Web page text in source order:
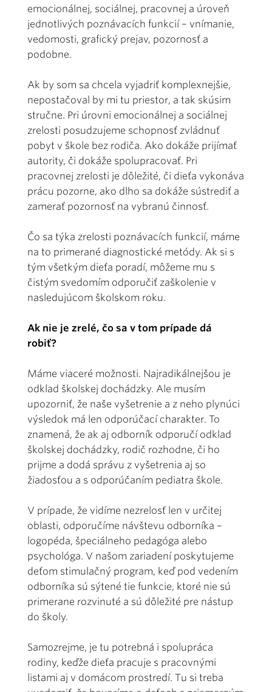
emocionálnej, sociálnej, pracovnej a úroveň
jednotlivých poznávacích funkcií – vnímanie,
vedomosti, grafický prejav, pozornosť a
podobne.
Ak by som sa chcela vyjadriť komplexnejšie,
nepostačoval by mi tu priestor, a tak skúsim
stručne. Pri úrovni emocionálnej a sociálnej
zrelosti posudzujeme schopnosť zvládnuť
pobyt v škole bez rodiča. Ako dokáže prijímať
autority, či dokáže spolupracovať. Pri
pracovnej zrelosti je dôležité, či dieťa vykonáva
prácu pozorne, ako dlho sa dokáže sústrediť a
zamerať pozornosť na vybranú činnosť.
Čo sa týka zrelosti poznávacích funkcií, máme
na to primerané diagnostické metódy. Ak si s
tým všetkým dieťa poradí, môžeme mu s
čistým svedomím odporučiť zaškolenie v
nasledujúcom školskom roku.
Ak nie je zrelé, čo sa v tom prípade dá
robiť?
Máme viaceré možnosti. Najradikálnejšou je
odklad školskej dochádzky. Ale musím
upozorniť, že naše vyšetrenie a z neho plynúci
výsledok má len odporúčací charakter. To
znamená, že ak aj odborník odporučí odklad
školskej dochádzky, rodič rozhodne, či ho
prijme a dodá správu z vyšetrenia aj so
žiadosťou a s odporúčaním pediatra škole.
V prípade, že vidíme nezrelosť len v určitej
oblasti, odporučíme návštevu odborníka –
logopéda, špeciálneho pedagóga alebo
psychológa. V našom zariadení poskytujeme
deťom stimulačný program, keď pod vedením
odborníka sú sýtené tie funkcie, ktoré nie sú
primerane rozvinuté a sú dôležité pre nástup
do školy.
Samozrejme, je tu potrebná i spolupráca
rodiny, keďže dieťa pracuje s pracovnými
listami aj v domácom prostredí. Tu si treba